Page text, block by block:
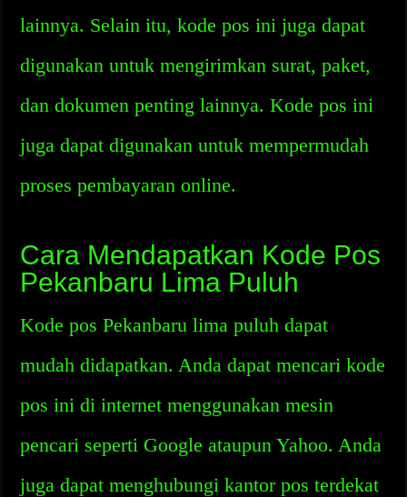
lainnya. Selain itu, kode pos ini juga dapat
digunakan untuk mengirimkan surat, paket,
dan dokumen penting lainnya. Kode pos ini
juga dapat digunakan untuk mempermudah
proses pembayaran online.
Cara Mendapatkan Kode Pos
Pekanbaru Lima Puluh
Kode pos Pekanbaru lima puluh dapat
mudah didapatkan. Anda dapat mencari kode
pos ini di internet menggunakan mesin
pencari seperti Google ataupun Yahoo. Anda
juga dapat menghubungi kantor pos terdekat